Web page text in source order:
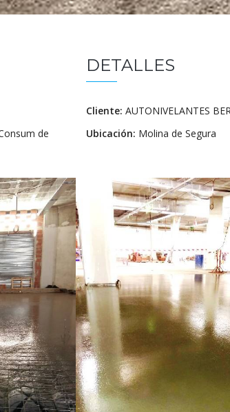
de
DETALLES
Cliente: AUTONIVELANTES
Ubicación: Molina de Segura